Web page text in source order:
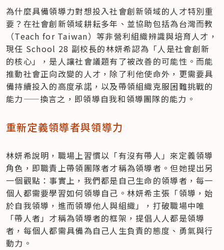
為什麼具備領導力對想投入社會創新領域的人才特別重
要？在社會創新領域耕耘多年、並協助包括為台灣而教
（Teach for Taiwan）等非營利組織辨識與培育人才，
現任 School 28 副校長的林妍希認為「人是社會創新
的核心」，是人讓社會議題有了被改善的可能性。而能
推動社會正向改變的人才，除了利他使命外，更需要具
備持續投入的高度承諾，以及帶領組織克服困難挑戰的
能力——換言之，即領導自我和領導團隊的能力。
重新定義領導者與領導力
林妍希說明，職場上習慣以「有沒有帶人」來定義領導
角色，即職責上帶領團隊者才稱為領導者。但她提出另
一個觀點：事實上，我們都是自己生命的領導者，每一
個人都需要學習如何領導自己。林妍希主張「領導，始
於自我領導，進而領導他人與組織」，打破職場中唯
「帶人者」才稱為領導者的框架，提倡人人都是領導
者，每個人都需具備為自己人生負責的態度、勇氣與行
動力。